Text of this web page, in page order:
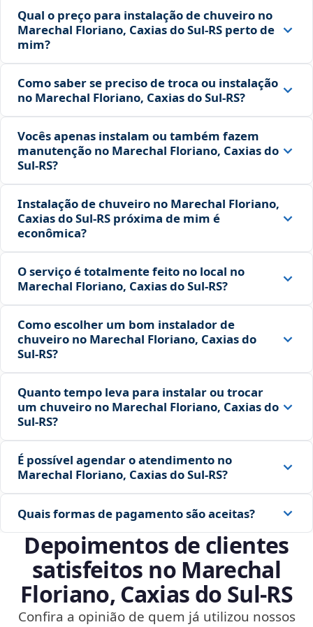
Qual o preço para instalação de chuveiro no
Marechal Floriano, Caxias do Sul‑RS perto de
mim?
Como saber se preciso de troca ou instalação
no Marechal Floriano, Caxias do Sul‑RS?
Vocês apenas instalam ou também fazem
manutenção no Marechal Floriano, Caxias do
Sul‑RS?
Instalação de chuveiro no Marechal Floriano,
Caxias do Sul‑RS próxima de mim é
econômica?
O serviço é totalmente feito no local no
Marechal Floriano, Caxias do Sul‑RS?
Como escolher um bom instalador de
chuveiro no Marechal Floriano, Caxias do
Sul‑RS?
Quanto tempo leva para instalar ou trocar
um chuveiro no Marechal Floriano, Caxias do
Sul‑RS?
É possível agendar o atendimento no
Marechal Floriano, Caxias do Sul‑RS?
Quais formas de pagamento são aceitas?
Depoimentos de clientes
satisfeitos no Marechal
Floriano, Caxias do Sul‑RS
Confira a opinião de quem já utilizou nossos